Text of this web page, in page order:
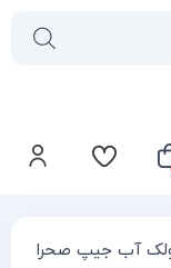
خالی است
آب جیپ صحرا